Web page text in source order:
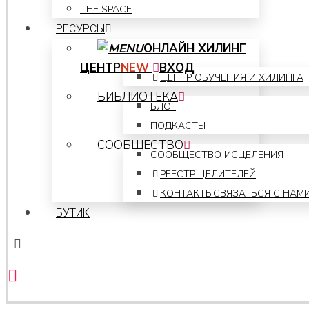
THE SPACE
РЕСУРСЫ
ОНЛАЙН ХИЛИНГ
ЦЕНТРNEW ВХОД
ЦЕНТР ОБУЧЕНИЯ И ХИЛИНГА
БИБЛИОТЕКА
БЛОГ
ПОДКАСТЫ
СООБЩЕСТВО
СООБЩЕСТВО ИСЦЕЛЕНИЯ
РЕЕСТР ЦЕЛИТЕЛЕЙ
КОНТАКТЫСВЯЗАТЬСЯ С
БУТИК